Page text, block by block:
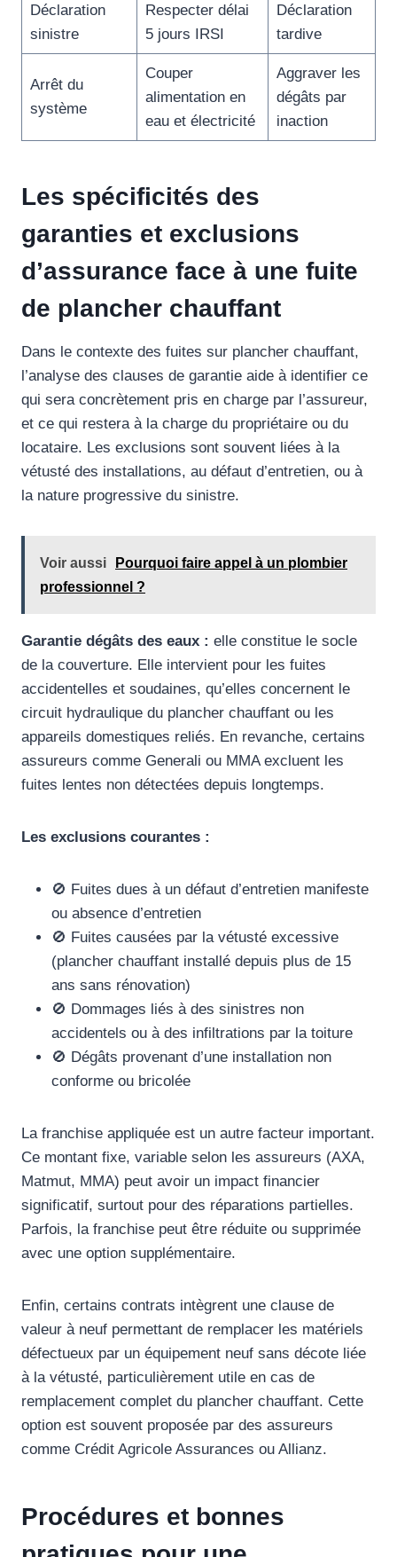
Déclaration
sinistre
Respecter délai
5 jours IRSI
Déclaration
tardive
Arrêt du
système
Couper
alimentation en
eau et électricité
Aggraver les
dégâts par
inaction
Les spécificités des
garanties et exclusions
d’assurance face à une fuite
de plancher chauffant
Dans le contexte des fuites sur plancher chauffant,
l’analyse des clauses de garantie aide à identifier ce
qui sera concrètement pris en charge par l’assureur,
et ce qui restera à la charge du propriétaire ou du
locataire. Les exclusions sont souvent liées à la
vétusté des installations, au défaut d’entretien, ou à
la nature progressive du sinistre.
Voir aussi
Pourquoi faire appel à un plombier
professionnel ?
Garantie dégâts des eaux : elle constitue le socle
de la couverture. Elle intervient pour les fuites
accidentelles et soudaines, qu’elles concernent le
circuit hydraulique du plancher chauffant ou les
appareils domestiques reliés. En revanche, certains
assureurs comme Generali ou MMA excluent les
fuites lentes non détectées depuis longtemps.
Les exclusions courantes :
🚫 Fuites dues à un défaut d’entretien manifeste
ou absence d’entretien
🚫 Fuites causées par la vétusté excessive
(plancher chauffant installé depuis plus de 15
ans sans rénovation)
🚫 Dommages liés à des sinistres non
accidentels ou à des infiltrations par la toiture
🚫 Dégâts provenant d’une installation non
conforme ou bricolée
La franchise appliquée est un autre facteur important.
Ce montant fixe, variable selon les assureurs (AXA,
Matmut, MMA) peut avoir un impact financier
significatif, surtout pour des réparations partielles.
Parfois, la franchise peut être réduite ou supprimée
avec une option supplémentaire.
Enfin, certains contrats intègrent une clause de
valeur à neuf permettant de remplacer les matériels
défectueux par un équipement neuf sans décote liée
à la vétusté, particulièrement utile en cas de
remplacement complet du plancher chauffant. Cette
option est souvent proposée par des assureurs
comme Crédit Agricole Assurances ou Allianz.
Procédures et bonnes